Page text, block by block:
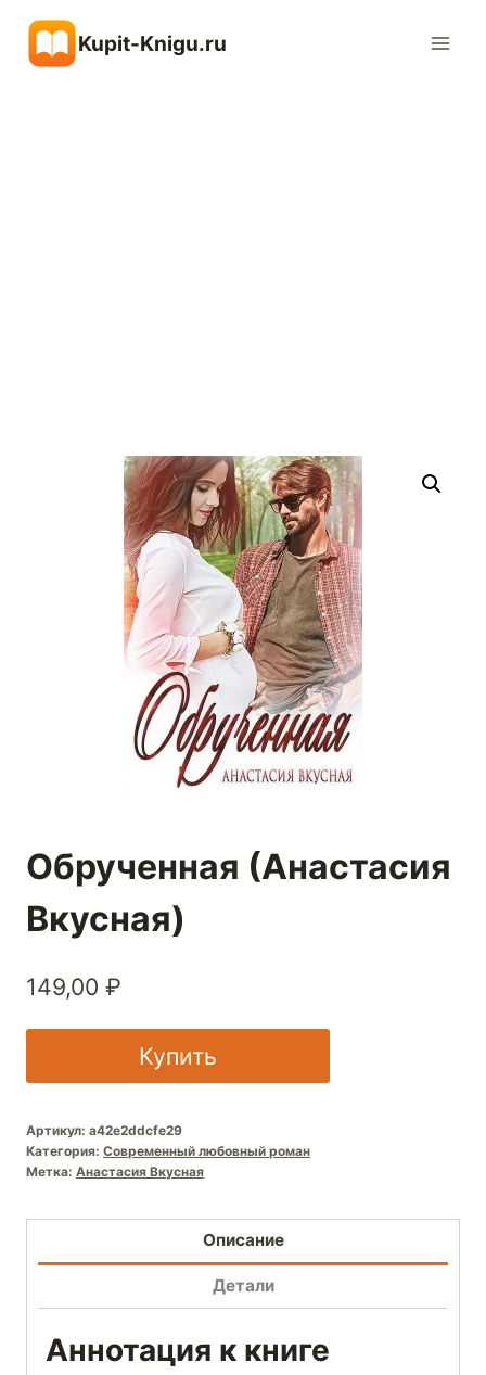
содержимому
Kupit-Knigu.ru
Обрученная (Анастасия
Вкусная)
149,00 ₽
Купить
Артикул: a42e2ddcfe29
Категория: Современный любовный роман
Метка: Анастасия Вкусная
Описание
Детали
Аннотация к книге